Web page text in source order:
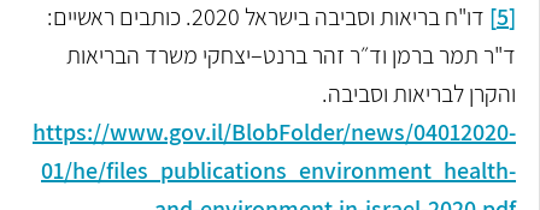
[5]
דו"ח בריאות וסביבה בישראל 2020. כותבים ראשיים:
ד"ר תמר ברמן וד״ר זהר ברנט–יצחקי משרד הבריאות
והקרן לבריאות וסביבה.
https://www.gov.il/BlobFolder/news/04012020-
01/he/files_publications_environment_health-